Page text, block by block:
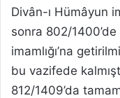
Divân-ı Hümâyun
sonra 802/
imamlığı’na
bu vazifede
812/1409’da